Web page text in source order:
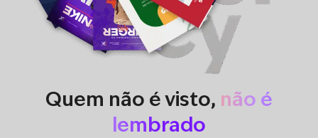
Quem não é visto, não é
lembrado